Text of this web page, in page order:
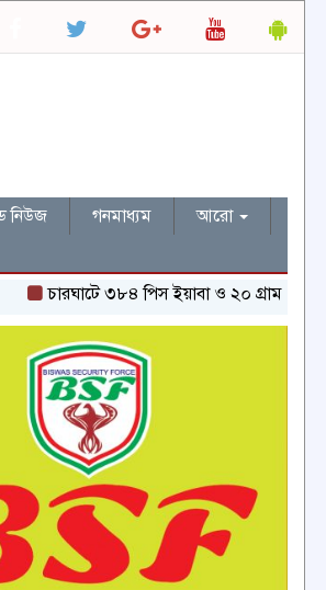
নিউজ গনমাধ্যম
আরো
৩৮৪ পিস ইয়াবা ও ২০ গ্রাম হেরোইনসহ একজন